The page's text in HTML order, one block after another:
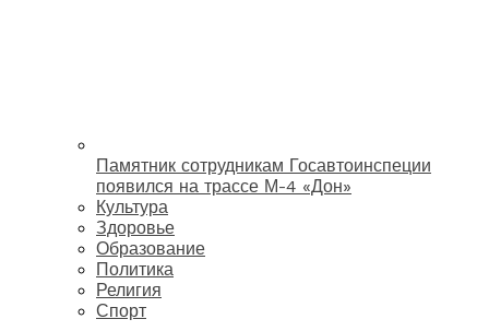
Памятник сотрудникам Госавтоинспеции
появился на трассе М-4 «Дон»
Культура
Здоровье
Образование
Политика
Религия
Спорт